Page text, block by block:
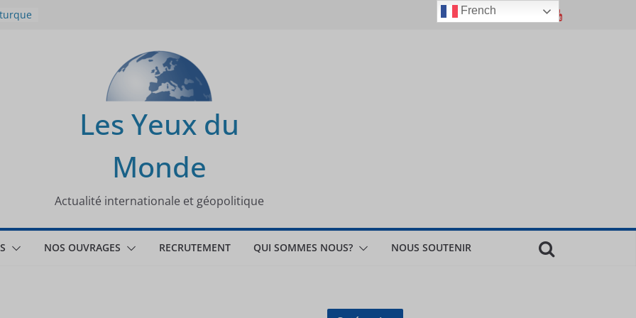
Les Yeux du
Monde
Actualité internationale et géopolitique
NOS OUVRAGES RECRUTEMENT QUI SOMMES NOUS? NOUS SOUTENIR
French